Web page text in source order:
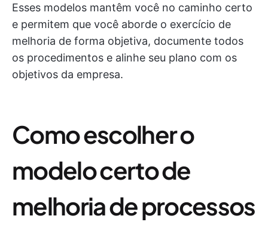
Esses modelos mantêm você no caminho certo
e permitem que você aborde o exercício de
melhoria de forma objetiva, documente todos
os procedimentos e alinhe seu plano com os
objetivos da empresa.
Como escolher o
modelo certo de
melhoria de processos